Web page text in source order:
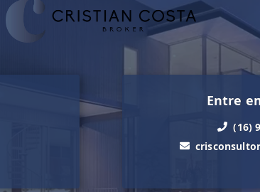
Entre
(16)